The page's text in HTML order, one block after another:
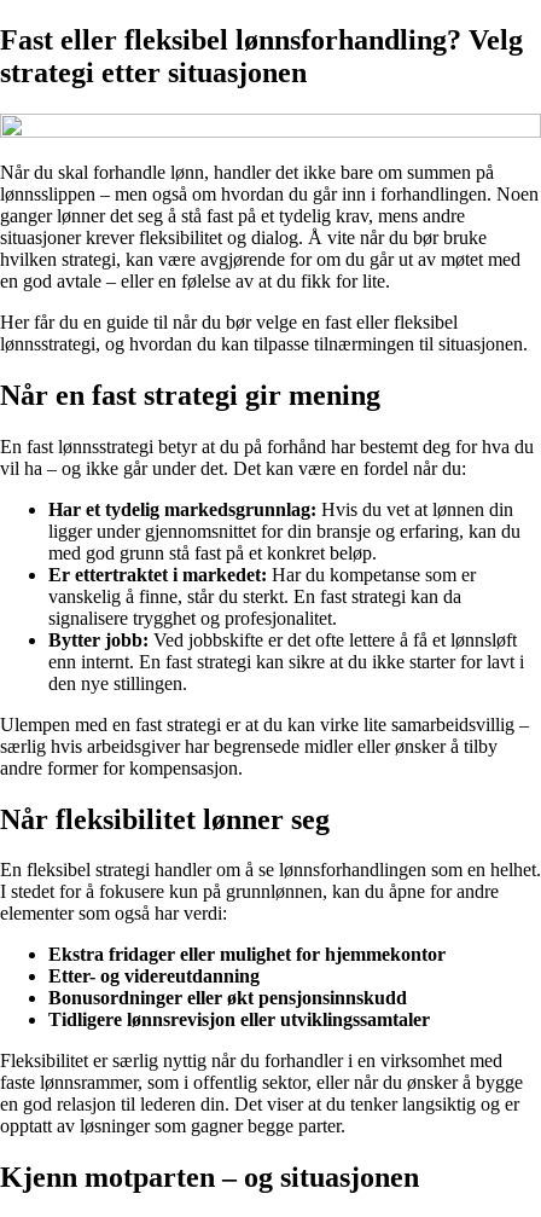
Fast eller fleksibel lønnsforhandling? Velg
strategi etter situasjonen
Når du skal forhandle lønn, handler det ikke bare om summen på
lønnsslippen – men også om hvordan du går inn i forhandlingen. Noen
ganger lønner det seg å stå fast på et tydelig krav, mens andre
situasjoner krever fleksibilitet og dialog. Å vite når du bør bruke
hvilken strategi, kan være avgjørende for om du går ut av møtet med
en god avtale – eller en følelse av at du fikk for lite.
Her får du en guide til når du bør velge en fast eller fleksibel
lønnsstrategi, og hvordan du kan tilpasse tilnærmingen til situasjonen.
Når en fast strategi gir mening
En fast lønnsstrategi betyr at du på forhånd har bestemt deg for hva du
vil ha – og ikke går under det. Det kan være en fordel når du:
Har et tydelig markedsgrunnlag: Hvis du vet at lønnen din
ligger under gjennomsnittet for din bransje og erfaring, kan du
med god grunn stå fast på et konkret beløp.
Er ettertraktet i markedet: Har du kompetanse som er
vanskelig å finne, står du sterkt. En fast strategi kan da
signalisere trygghet og profesjonalitet.
Bytter jobb: Ved jobbskifte er det ofte lettere å få et lønnsløft
enn internt. En fast strategi kan sikre at du ikke starter for lavt i
den nye stillingen.
Ulempen med en fast strategi er at du kan virke lite samarbeidsvillig –
særlig hvis arbeidsgiver har begrensede midler eller ønsker å tilby
andre former for kompensasjon.
Når fleksibilitet lønner seg
En fleksibel strategi handler om å se lønnsforhandlingen som en helhet.
I stedet for å fokusere kun på grunnlønnen, kan du åpne for andre
elementer som også har verdi:
Ekstra fridager eller mulighet for hjemmekontor
Etter- og videreutdanning
Bonusordninger eller økt pensjonsinnskudd
Tidligere lønnsrevisjon eller utviklingssamtaler
Fleksibilitet er særlig nyttig når du forhandler i en virksomhet med
faste lønnsrammer, som i offentlig sektor, eller når du ønsker å bygge
en god relasjon til lederen din. Det viser at du tenker langsiktig og er
opptatt av løsninger som gagner begge parter.
Kjenn motparten – og situasjonen